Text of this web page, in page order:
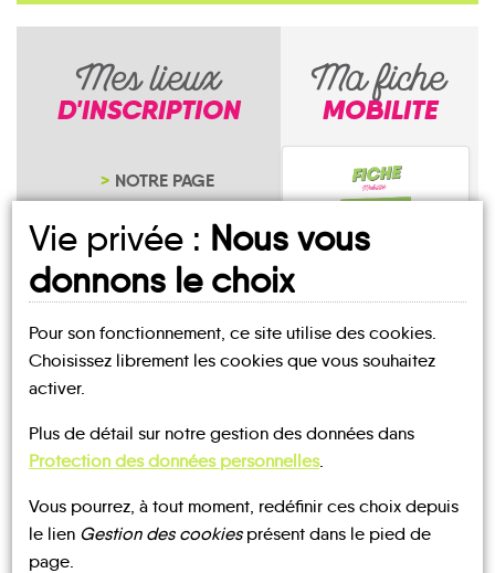
Mes lieux
D'INSCRIPTION
NOTRE PAGE
D'INSCRIPTION
Ma fiche
MOBILITE
Malbuisson
UN AVIS, UN TÉMOIGNAGE
Vie privée : Nous vous
donnons le choix
Pour son fonctionnement, ce site utilise des cookies.
Choisissez librement les cookies que vous souhaitez
activer.
Plus de détail sur notre gestion des données dans
Protection des données personnelles.
Vous pourrez, à tout moment, redéfinir ces choix depuis
le lien Gestion des cookiesprésent dans le pied de
page.